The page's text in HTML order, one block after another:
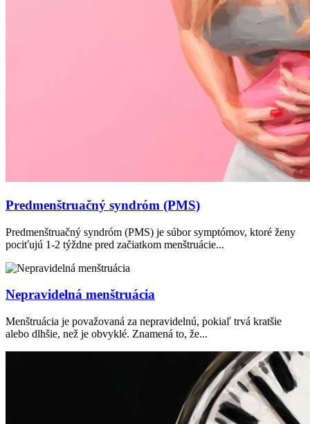
Predmenštruačný syndróm (PMS)
Predmenštruačný syndróm (PMS) je súbor symptómov, ktoré ženy
pociťujú 1-2 týždne pred začiatkom menštruácie...
Nepravidelná menštruácia
Menštruácia je považovaná za nepravidelnú, pokiaľ trvá kratšie
alebo dlhšie, než je obvyklé. Znamená to, že...